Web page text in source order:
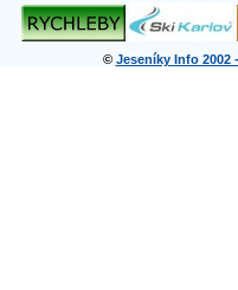
© Jeseníky Info 2002